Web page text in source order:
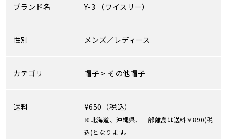
ブランド名 Y-3 （ワイスリー）
性別 メンズ／レディース
カテゴリ 帽子 > その他帽子
送料 ¥650（税込）
※北海道、沖縄県、一部離島は送料￥890(税
込)となります。